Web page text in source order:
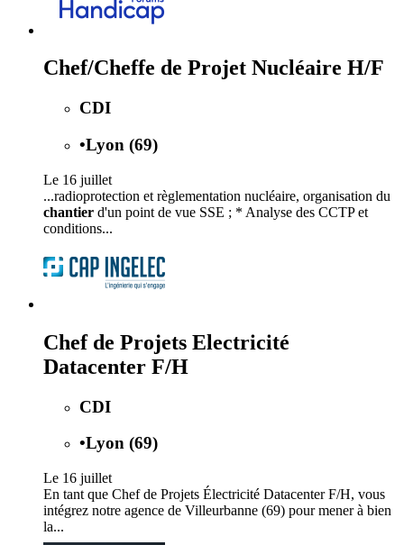
Chef/Cheffe de Projet Nucléaire H/F
CDI
•Lyon (69)
Le 16 juillet
...radioprotection et règlementation nucléaire, organisation du
chantier d'un point de vue SSE ; * Analyse des CCTP et
conditions...
Chef de Projets Electricité
Datacenter F/H
CDI
•Lyon (69)
Le 16 juillet
En tant que Chef de Projets Électricité Datacenter F/H, vous
intégrez notre agence de Villeurbanne (69) pour mener à bien
la...